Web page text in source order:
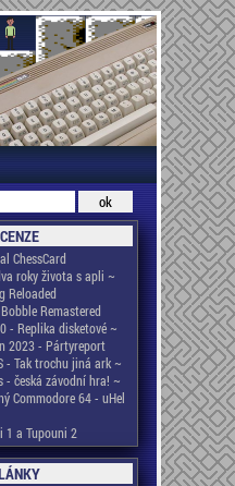
ChessCard
roky života s apli ~
Reloaded
Remastered
- Replika disketové ~
2023 - Pártyreport
- Tak trochu jiná ark ~
- česká závodní hra! ~
Commodore 64 - uHel
1 a Tupouni 2